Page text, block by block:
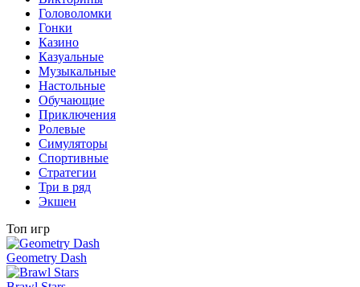
Головоломки
Гонки
Казино
Казуальные
Музыкальные
Настольные
Обучающие
Приключения
Ролевые
Симуляторы
Спортивные
Стратегии
Три в ряд
Экшен
Топ игр
Geometry Dash